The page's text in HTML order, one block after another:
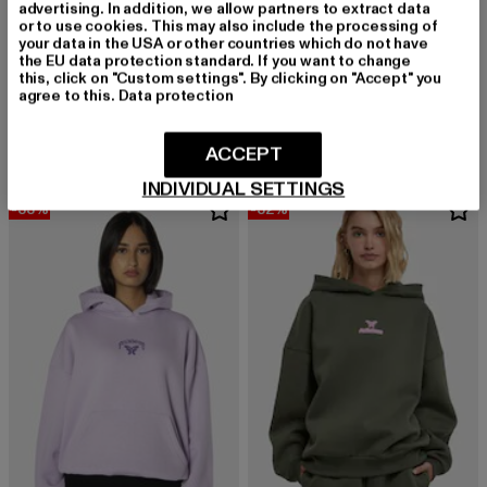
FELICIOUS
BASIC Hoodie
FELICIOUS
-33% -32%
advertising. In addition, we allow partners to extract data
or to use cookies. This may also include the processing of
your data in the USA or other countries which do not have
the EU data protection standard. If you want to change
this, click on "Custom settings". By clicking on "Accept" you
agree to this. Data protection
INDIVIDUAL SETTINGS
ACCEPT